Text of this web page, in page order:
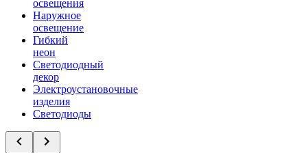
освещения
Наружное
освещение
Гибкий
неон
Светодиодный
декор
Электроустановочные
изделия
Светодиоды